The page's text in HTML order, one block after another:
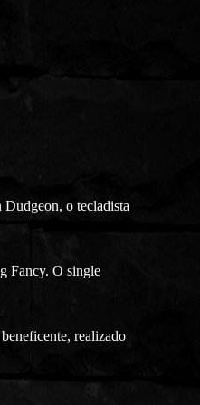
o tecladista
Fancy. O single
realizado